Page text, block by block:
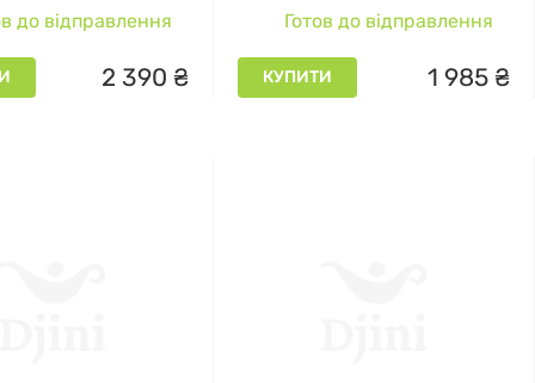
приховати темні кола під очима,
легко наноситься і розтушовується,
до відправлення
2 390 ₴
Готов до відправлення
КУПИТИ 1 985 ₴